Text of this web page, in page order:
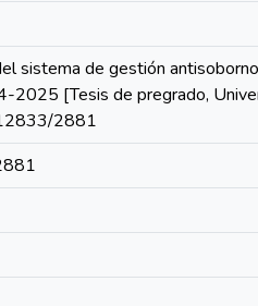
sistema de gestión
[Tesis de pregrado,
2881